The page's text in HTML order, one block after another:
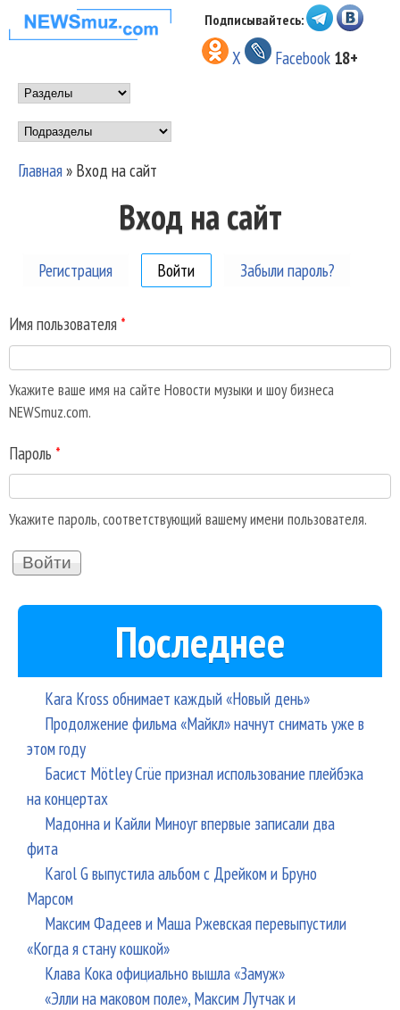
Перейти к основному
содержанию
НОВОСТИ
МУЗЫКИ И
ШОУ БИЗНЕСА
NEWSMUZ.COM
Подписывайтесь:
X Facebook 18+
Main menu
Подразделы
Вы здесь
Главная» Вход на сайт
Вход на сайт
Регистрация Войти (активная вкладка)
Забыли пароль?
Имя пользователя *
Укажите ваше имя на сайте Новости музыки и шоу бизнеса
NEWSmuz.com.
Пароль *
Укажите пароль, соответствующий вашему имени пользователя.
Последнее
Kara Kross обнимает каждый «Новый день»
Продолжение фильма «Майкл» начнут снимать уже в
этом году
Басист Mötley Crüe признал использование плейбэка
на концертах
Мадонна и Кайли Миноуг впервые записали два
фита
Karol G выпустила альбом с Дрейком и Бруно
Марсом
Максим Фадеев и Маша Ржевская перевыпустили
«Когда я стану кошкой»
Клава Кока официально вышла «Замуж»
«Элли на маковом поле», Максим Лутчак и